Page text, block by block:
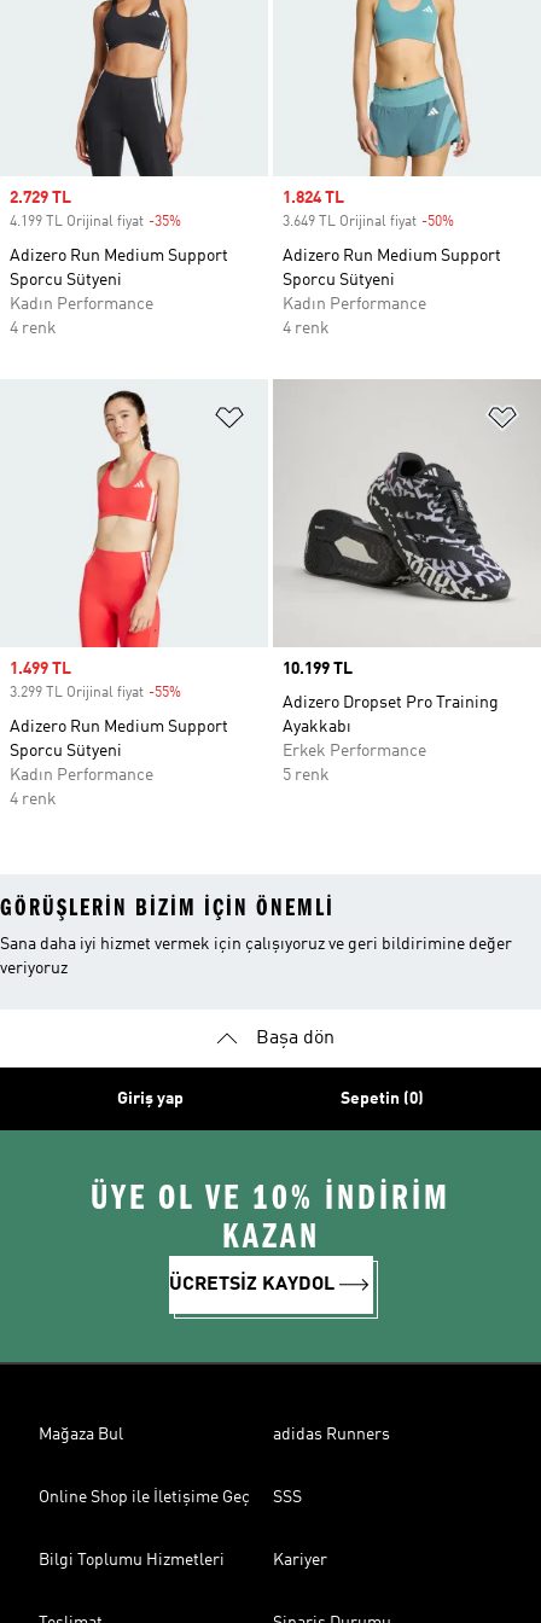
Sale price
2.729 TL
4.199 TL Orijinal fiyat -35%
Adizero Run Medium Support
Sporcu Sütyeni
Kadın Performance
4 renk
Sale price
1.824 TL
3.649 TL Orijinal fiyat -50%
Adizero Run Medium Support
Sporcu Sütyeni
Kadın Performance
4 renk
Sale price
1.499 TL
3.299 TL Orijinal fiyat -55%
Adizero Run Medium Support
Sporcu Sütyeni
Kadın Performance
4 renk
Price
10.199 TL
Adizero Dropset Pro Training
Ayakkabı
Erkek Performance
5 renk
GÖRÜŞLERIN BIZIM IÇIN ÖNEMLI
Sana daha iyi hizmet vermek için çalışıyoruz ve geri bildirimine değer
veriyoruz
Başa dön
Giriş yap Sepetin (0)
ÜYE OL VE 10% İNDİRİM
KAZAN
ÜCRETSİZ KAYDOL
Mağaza Bul adidas Runners
Online Shop ile İletişime Geç SSS
Bilgi Toplumu Hizmetleri Kariyer